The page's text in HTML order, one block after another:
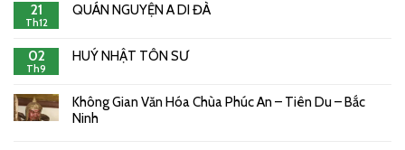
21
Th12
QUÁN NGUYỆN A DI ĐÀ
02
Th9
HUÝ NHẬT TÔN SƯ
Không Gian Văn Hóa Chùa Phúc An – Tiên Du – Bắc
Ninh